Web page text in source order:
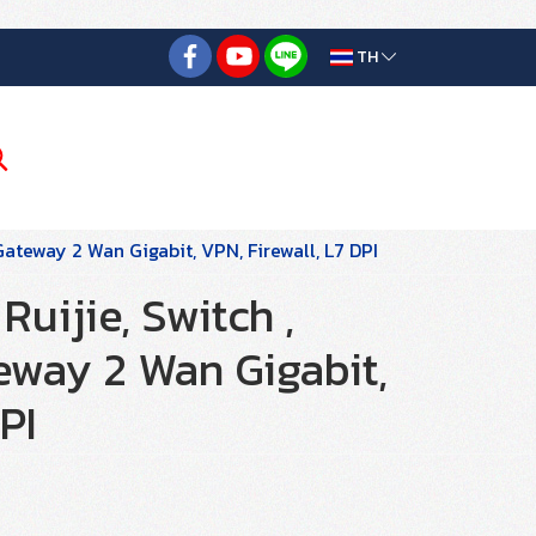
TH
2 Wan Gigabit, VPN, Firewall, L7 DPI
Switch ,
2 Wan Gigabit,